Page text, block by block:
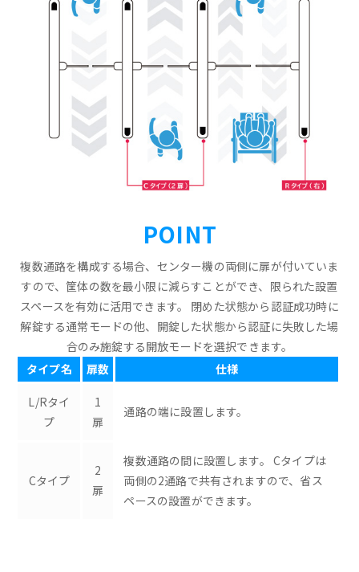
POINT
複数通路を構成する場合、センター機の両側に扉が付いていま
すので、筐体の数を最小限に減らすことができ、限られた設置
スペースを有効に活用できます。 閉めた状態から認証成功時に
解錠する通常モードの他、開錠した状態から認証に失敗した場
合のみ施錠する開放モードを選択できます。
タイプ名
扉数 仕様
L/Rタイ
プ
1
扉
通路の端に設置します。
Cタイプ
2
扉
複数通路の間に設置します。 Cタイプは
両側の2通路で共有されますので、省ス
ペースの設置ができます。